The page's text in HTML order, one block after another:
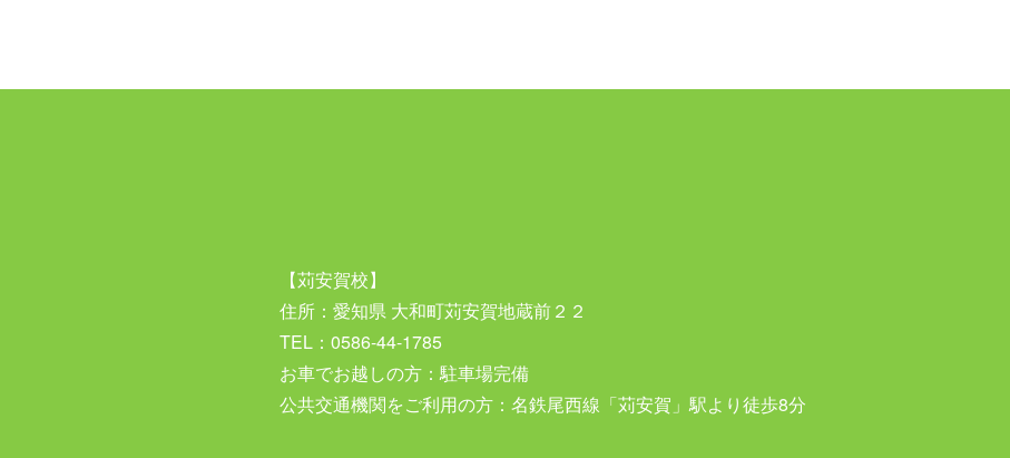
【苅安賀校】
住所：愛知県 大和町苅安賀地蔵前２２
TEL：0586-44-1785
お車でお越しの方：駐車場完備
公共交通機関をご利用の方：名鉄尾西線「苅安賀」駅より徒歩8分